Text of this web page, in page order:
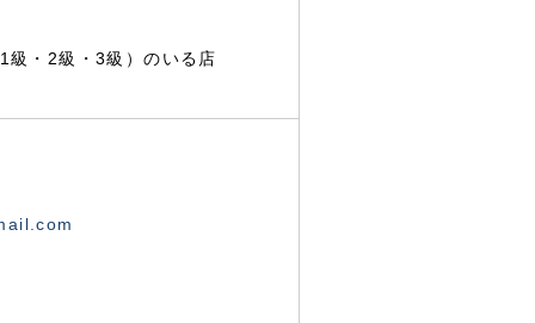
・2級・3級）のいる店